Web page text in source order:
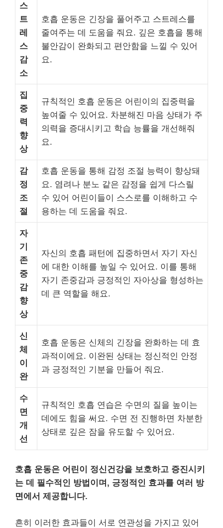
스
트
레
스
감
소
호흡 운동은 긴장을 풀어주고 스트레스를
줄여주는 데 도움을 줘요. 깊은 호흡을 통해
불안감이 완화되고 편안함을 느낄 수 있어
요.
집
중
력
향
상
규칙적인 호흡 운동은 어린이의 집중력을
높여줄 수 있어요. 차분해진 마음 상태가 주
의력을 증대시키고 학습 능률을 개선해줘
요.
감
정
조
절
호흡 운동을 통해 감정 조절 능력이 향상돼
요. 염려나 분노 같은 감정을 쉽게 다스릴
수 있어 어린이들이 스스로를 이해하고 수
용하는 데 도움을 줘요.
자
기
존
중
감
향
상
자신의 호흡 패턴에 집중하면서 자기 자신
에 대한 이해를 높일 수 있어요. 이를 통해
자기 존중감과 긍정적인 자아상을 형성하는
데 큰 역할을 해요.
신
체
이
완
호흡 운동은 신체의 긴장을 완화하는 데 효
과적이에요. 이완된 상태는 정신적인 안정
과 긍정적인 기분을 만들어 줘요.
수
면
개
선
규칙적인 호흡 연습은 수면의 질을 높이는
데에도 힘을 써요. 수면 전 진행하면 차분한
상태로 깊은 잠을 유도할 수 있어요.
호흡 운동은 어린이 정신건강을 보호하고 증진시키
는 데 필수적인 방법이며, 긍정적인 효과를 여러 방
면에서 제공합니다.
흔히 이러한 효과들이 서로 연관성을 가지고 있어